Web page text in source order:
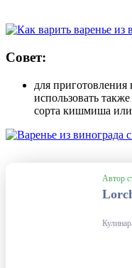
Совет:
для
использовать
сорта кишмиша или
Автор